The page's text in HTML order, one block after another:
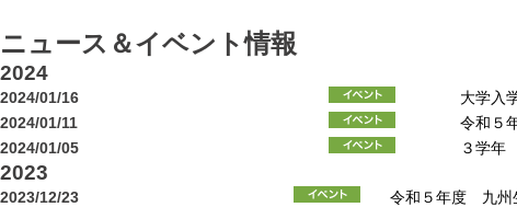
ニュース＆イベント情報
2024
2024/01/16
大学入
2024/01/11
令和５
2024/01/05
３学年
2023
2023/12/23
令和５年度 九州